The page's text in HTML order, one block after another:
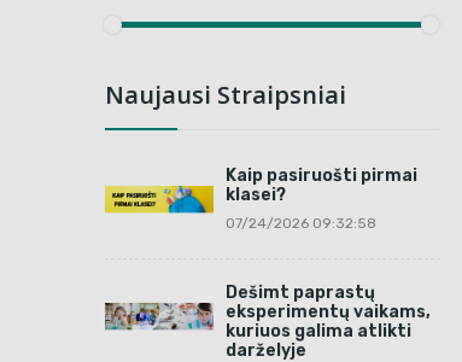
Naujausi Straipsniai
Kaip pasiruošti pirmai
klasei?
07/24/2026 09:32:58
Dešimt paprastų
eksperimentų vaikams,
kuriuos galima atlikti
darželyje